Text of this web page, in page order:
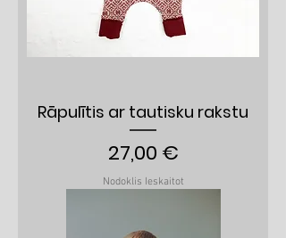
Rāpulītis ar tautisku rakstu
Cena
27,00 €
Nodoklis Ieskaitot